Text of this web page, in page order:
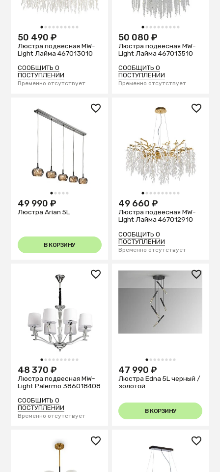
1 2 3 4 5 6 7 8 9 10
50 490 ₽
Люстра подвесная MW-
Light Лайма 467013010
СООБЩИТЬ О
ПОСТУПЛЕНИИ
Временно отсутствует
1 2 3 4 5 6 7 8 9 10
50 080 ₽
Люстра подвесная MW-
Light Лайма 467013510
СООБЩИТЬ О
ПОСТУПЛЕНИИ
Временно отсутствует
1 2 3 4 5
49 990 ₽
Люстра Arian 5L
В КОРЗИНУ
1 2 3 4 5 6 7 8 9 10
49 660 ₽
Люстра подвесная MW-
Light Лайма 467012910
СООБЩИТЬ О
ПОСТУПЛЕНИИ
Временно отсутствует
1 2 3 4 5 6 7 8 9 10
48 370 ₽
Люстра подвесная MW-
Light Palermo 386018408
СООБЩИТЬ О
ПОСТУПЛЕНИИ
Временно отсутствует
1 2 3 4 5 6 7 8
47 990 ₽
Люстра Edna 5L черный /
золотой
В КОРЗИНУ